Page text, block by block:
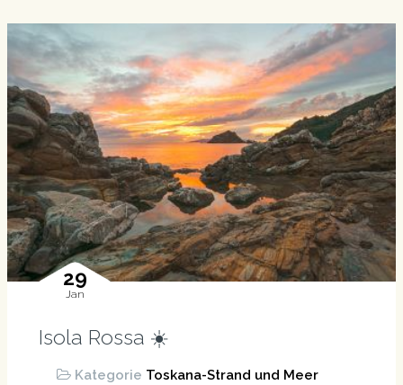
29
Jan
Isola Rossa ☀️
Kategorie Toskana-Strand und Meer